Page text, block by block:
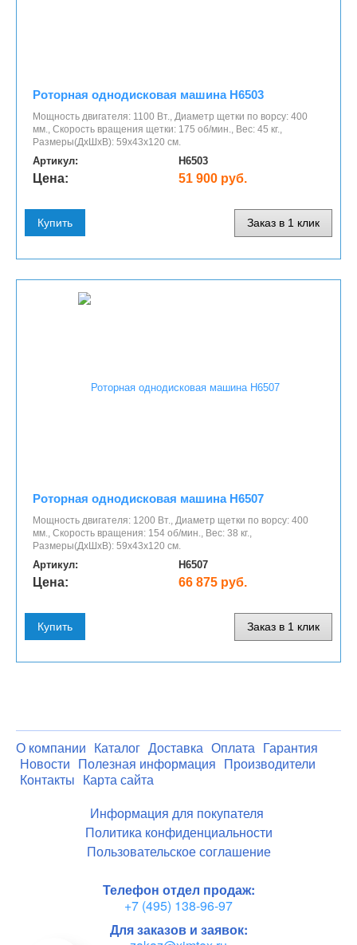
Роторная однодисковая машина H6503
Мощность двигателя: 1100 Вт., Диаметр щетки по ворсу: 400
мм., Скорость вращения щетки: 175 об/мин., Вес: 45 кг.,
Размеры(ДхШхВ): 59х43х120 см.
Артикул: H6503
Цена: 51 900 руб.
Купить Заказ в 1 клик
Роторная однодисковая машина H6507
Мощность двигателя: 1200 Вт., Диаметр щетки по ворсу: 400
мм., Скорость вращения: 154 об/мин., Вес: 38 кг.,
Размеры(ДхШхВ): 59х43х120 см.
Артикул: H6507
Цена: 66 875 руб.
Купить Заказ в 1 клик
О компании Каталог Доставка Оплата
Гарантия
Новости
Полезная информация
Производители
Контакты
Карта сайта
Информация для покупателя
Политика конфиденциальности
Пользовательское соглашение
Телефон отдел продаж:
+7 (495) 138-96-97
Для заказов и заявок: